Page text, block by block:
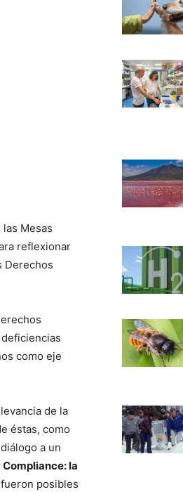
las Mesas
reflexionar
Derechos
como eje
de la
éstas, como
a un
Compliance: la
posibles